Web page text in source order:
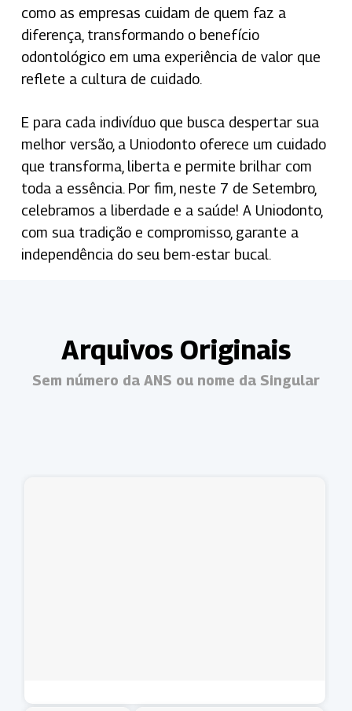
como as empresas cuidam de quem faz a
diferença, transformando o benefício
odontológico em uma experiência de valor que
reflete a cultura de cuidado.
E para cada indivíduo que busca despertar sua
melhor versão, a Uniodonto oferece um cuidado
que transforma, liberta e permite brilhar com
toda a essência. Por fim, neste 7 de Setembro,
celebramos a liberdade e a saúde! A Uniodonto,
com sua tradição e compromisso, garante a
independência do seu bem-estar bucal.
Arquivos Originais
Sem número da ANS ou nome da Singular